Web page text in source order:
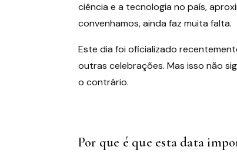
ciência e a tecnologia no país,
convenhamos, ainda faz muita falta.
Este dia foi oficializado
outras celebrações. Mas isso não
o contrário.
Por que é que esta data